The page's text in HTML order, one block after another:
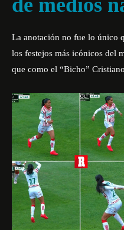
La anotación no fue lo único
los festejos más icónicos del
que como el “Bicho”